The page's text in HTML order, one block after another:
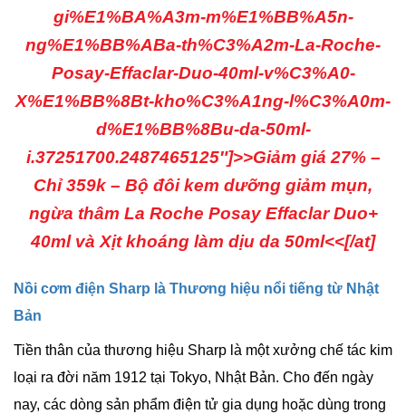
gi%E1%BA%A3m-m%E1%BB%A5n-
ng%E1%BB%ABa-th%C3%A2m-La-Roche-
Posay-Effaclar-Duo-40ml-v%C3%A0-
X%E1%BB%8Bt-kho%C3%A1ng-l%C3%A0m-
d%E1%BB%8Bu-da-50ml-
i.37251700.2487465125″]>>Giảm giá 27% –
Chỉ 359k – Bộ đôi kem dưỡng giảm mụn,
ngừa thâm La Roche Posay Effaclar Duo+
40ml và Xịt khoáng làm dịu da 50ml<<[/at]
Nồi cơm điện Sharp là Thương hiệu nổi tiếng từ Nhật
Bản
Tiền thân của thương hiệu Sharp là một xưởng chế tác kim
loại ra đời năm 1912 tại Tokyo, Nhật Bản. Cho đến ngày
nay, các dòng sản phẩm điện tử gia dụng hoặc dùng trong